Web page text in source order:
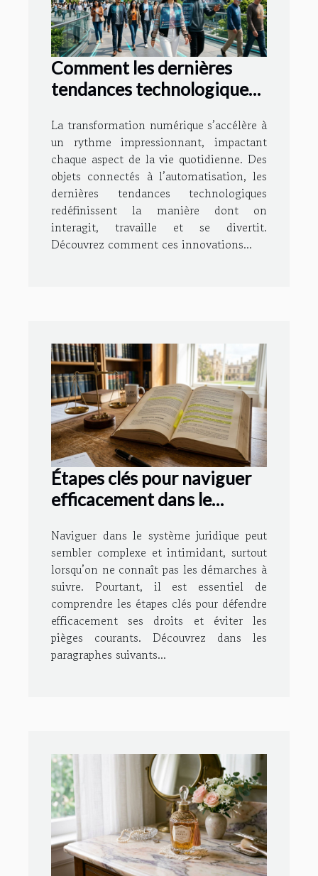
Comment les dernières
tendances technologiques
?
La transformation numérique s’accélère à
un rythme impressionnant, impactant
chaque aspect de la vie quotidienne. Des
objets connectés à l’automatisation, les
dernières tendances technologiques
redéfinissent la manière dont on
interagit, travaille et se divertit.
Découvrez comment ces innovations...
Étapes clés pour naviguer
efficacement dans le
Naviguer dans le système juridique peut
sembler complexe et intimidant, surtout
lorsqu’on ne connaît pas les démarches à
suivre. Pourtant, il est essentiel de
comprendre les étapes clés pour défendre
efficacement ses droits et éviter les
pièges courants. Découvrez dans les
paragraphes suivants...